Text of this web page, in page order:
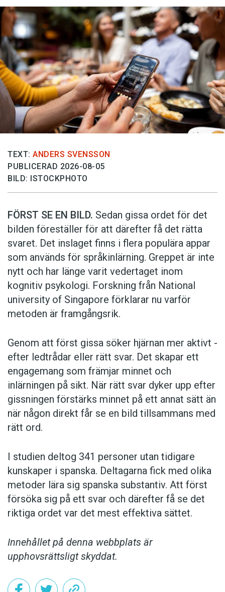
TEXT: ANDERS SVENSSON
PUBLICERAD 2026-08-05
BILD: ISTOCKPHOTO
FÖRST SE EN BILD. Sedan gissa ordet för det
bilden föreställer för att därefter få det rätta
svaret. Det inslaget finns i flera populära appar
som används för språkinlärning. Greppet är inte
nytt och har länge varit vedertaget inom
kognitiv psykologi. Forskning från National
university of Singa­pore förklarar nu varför
metoden är framgångsrik.
Genom att först gissa ­söker hjärnan mer aktivt ­
efter ledtrådar eller rätt svar. Det skapar ett
engagemang som främjar minnet och
inlärningen på sikt. När rätt svar dyker upp efter
gissningen förstärks minnet på ett annat sätt än
när någon direkt får se en bild tillsammans med
rätt ord.
I studien deltog 341 personer utan tidigare
kunskaper i spanska. Deltagarna fick med olika
metoder lära sig spanska substantiv. Att först
försöka sig på ett svar och därefter få se det
riktiga ordet var det mest effektiva sättet.
Innehållet på denna webbplats är
upphovsrättsligt skyddat.